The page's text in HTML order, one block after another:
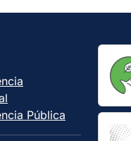
Pública